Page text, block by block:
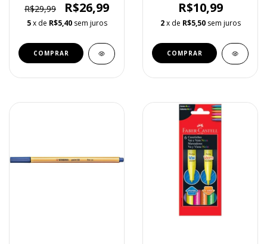
R$29,99 R$26,99
5 x de R$5,40 sem juros
R$10,99
2 x de R$5,50 sem juros